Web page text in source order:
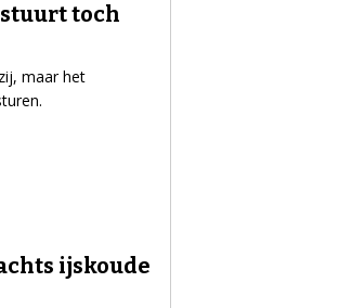
toch
maar het
ijskoude